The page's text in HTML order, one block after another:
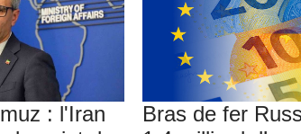
: l'Iran
Bras de fer